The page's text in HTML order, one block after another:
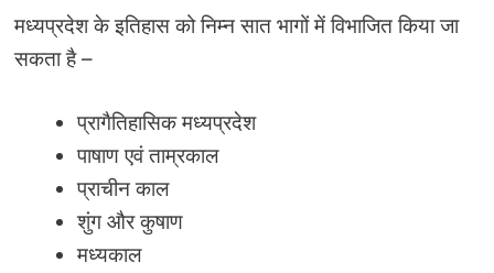
मध्यप्रदेश के इतिहास को निम्न सात भागों में विभाजित किया जा
सकता है –
प्रागैतिहासिक मध्यप्रदेश
पाषाण एवं ताम्रकाल
प्राचीन काल
शुंग और कुषाण
मध्यकाल